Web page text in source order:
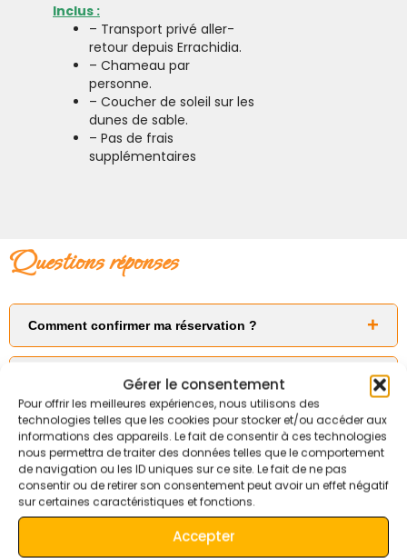
Gérer le consentement
Pour offrir les meilleures expériences, nous utilisons des
technologies telles que les cookies pour stocker et/ou accéder aux
informations des appareils. Le fait de consentir à ces technologies
nous permettra de traiter des données telles que le comportement
de navigation ou les ID uniques sur ce site. Le fait de ne pas
consentir ou de retirer son consentement peut avoir un effet négatif
sur certaines caractéristiques et fonctions.
Accepter
Inclus :
– Transport privé aller-
retour depuis Errachidia.
– Chameau par
personne.
– Coucher de soleil sur les
dunes de sable.
– Pas de frais
supplémentaires
questions réponses
Comment confirmer ma réservation ?
Unacompte de 30 % via PayPalest requis.
Le solde restant est à régleren espèces à votre arrivée
(en
euros ou en dirhams marocains).
Excursion privée ou partagée ?
Il s’agit d’uneexcursion privéeavec votre propre guide et
transport.
Des excursions en petit groupe partagé sont également
disponibles sur demande.
Comment rencontrer notre chauffeur-guide ?
La prise en charge se fait depuis votre hôtel ou à un point de
rendez-vous communiqué par e-mail.
Pour les arrivées à l’aéroport, le chauffeur vous attendra
avec une pancarte à votre nom.
Contact & Informations
Quiet Merzouga Desert – Day Tours
www.quietmerzougadesert.com